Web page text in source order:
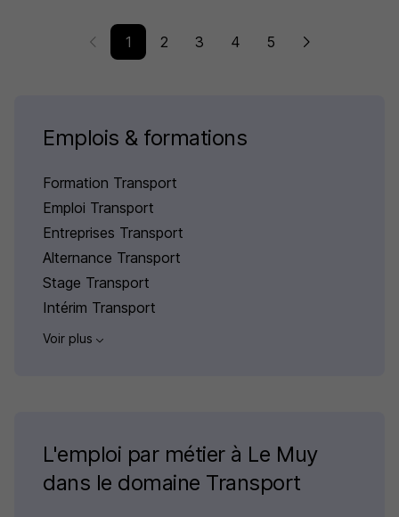
1 2 3 4 5
Emplois & formations
Formation Transport
Emploi Transport
Entreprises Transport
Alternance Transport
Stage Transport
Intérim Transport
Voir plus
L'emploi par métier à Le Muy
dans le domaine Transport